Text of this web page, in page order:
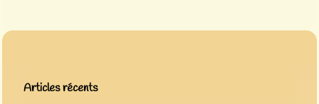
Articles les plus récents
Articles récents